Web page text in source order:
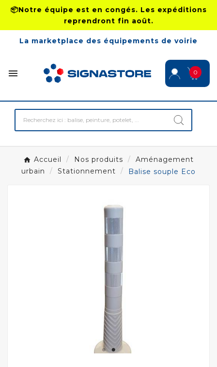
📦Notre équipe est en congés. Les expéditions
reprendront fin août.
La marketplace des équipements de voirie
 0
Accueil Nos produits
Aménagement
urbain
Stationnement Balise souple Eco